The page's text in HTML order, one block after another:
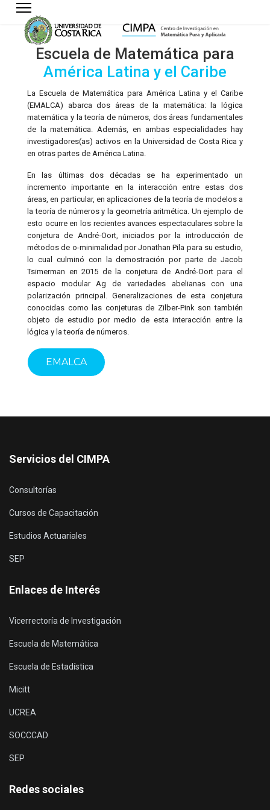
Escuela de Matemática para
América Latina y el Caribe
La Escuela de Matemática para América Latina y el Caribe
(EMALCA) abarca dos áreas de la matemática: la lógica
matemática y la teoría de números, dos áreas fundamentales
de la matemática. Además, en ambas especialidades hay
investigadores(as) activos en la Universidad de Costa Rica y
en otras partes de América Latina.
En las últimas dos décadas se ha experimentado un
incremento importante en la interacción entre estas dos
áreas, en particular, en aplicaciones de la teoría de modelos a
la teoría de números y la geometría aritmética. Un ejemplo de
esto ocurre en los recientes avances espectaculares sobre la
conjetura de André-Oort, iniciados por la introducción de
métodos de o-minimalidad por Jonathan Pila para su estudio,
lo cual culminó con la demostración por parte de Jacob
Tsimerman en 2015 de la conjetura de André-Oort para el
espacio modular Ag de variedades abelianas con una
polarización principal. Generalizaciones de esta conjetura
conocidas como las conjeturas de Zilber-Pink son también
objeto de estudio por medio de esta interacción entre la
lógica y la teoría de números.
EMALCA
Servicios del CIMPA
Consultorías
Cursos de Capacitación
Estudios Actuariales
SEP
Enlaces de Interés
Vicerrectoría de Investigación
Escuela de Matemática
Escuela de Estadística
Micitt
UCREA
SOCCCAD
SEP
Redes sociales